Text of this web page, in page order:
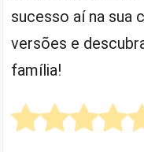
sucesso aí na sua
versões e
família!